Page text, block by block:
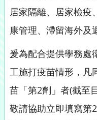
居家隔離、居家檢疫
康管理、滯留海外及
爰為配合提供學務處
工施打疫苗情形，凡
苗「第2劑」者(截至
敬請協助立即填寫第